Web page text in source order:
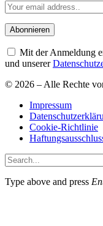
Mit der Anmeldung
und unserer
© 2026 – Alle Rechte
Impressum
Cookie-Richtlinie
Type above and press